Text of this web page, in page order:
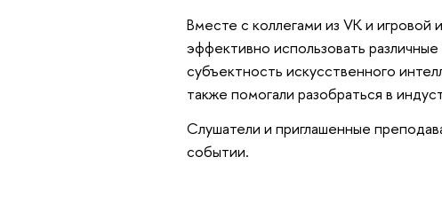
Вместе с коллегами из VK и игровой
эффективно использовать
субъектность искусственного
также помогали разобраться в
Слушатели и приглашенные
событии.